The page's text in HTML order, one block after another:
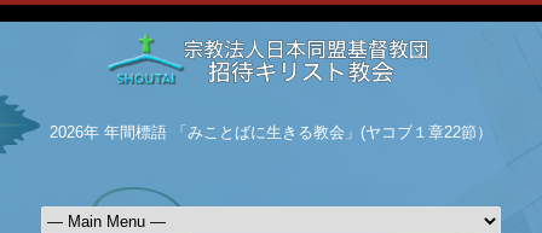
2026年 年間標語 「みことばに生きる教会」(ヤコブ１章22節）